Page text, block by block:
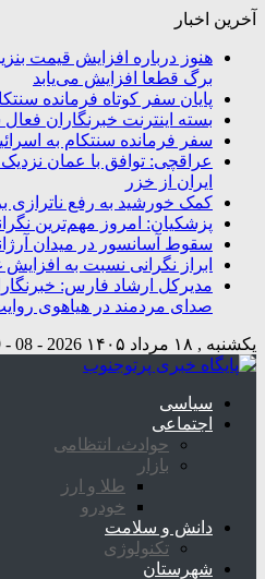
آخرین اخبار
هنوز درباره افزایش قیمت
برگ قطعا افزایش می‌یابد
پایان سفر کوتاه فرمانده
بسته اینترنت خبرنگاران
سفر فرمانده سنتکام به
ایران از خزر
کمک خورشید به رفع ناترازی
پزشکیان: امروز مهم‌ترین
سقوط آسانسور در میدان آرژانتین تهران/
ابراز نگرانی نسبت به
مدیرکل ارشاد فارس:
صدای مردمند در هیاهوی
یکشنبه , ۱۸ مرداد ۱۴۰۵ 2026 - 08 - 09
سیاسی
اجتماعی
حوادث، انتظامی
بازار
طلا و ارز
خودرو
دانش و سلامت
تکنولوژی
شهرستان